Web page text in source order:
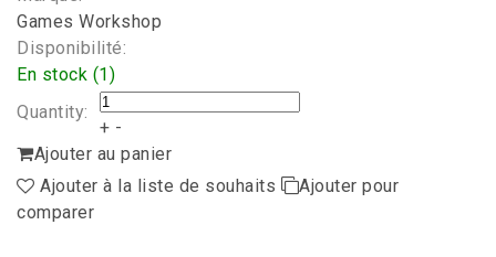
Games Workshop
Disponibilité:
En stock (1)
Quantity:
+ -
Ajouter au panier
Ajouter à la liste de souhaits
Ajouter pour
comparer